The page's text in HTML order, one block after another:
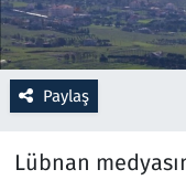
Paylaş
Lübnan
Sağlık
Savunma